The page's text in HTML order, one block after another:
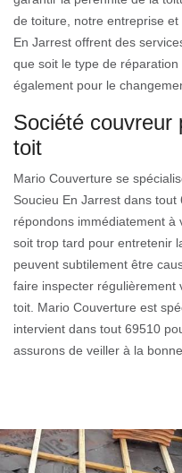
de toiture, notre entreprise
En Jarrest offrent des
que soit le type de
également pour le
Société couvreur
toit
Mario Couverture se
Soucieu En Jarrest dans
répondons immédiatement à
soit trop tard pour entretenir
peuvent subtilement être
faire inspecter régulièrement
toit. Mario Couverture est
intervient dans tout 69510
assurons de veiller à la